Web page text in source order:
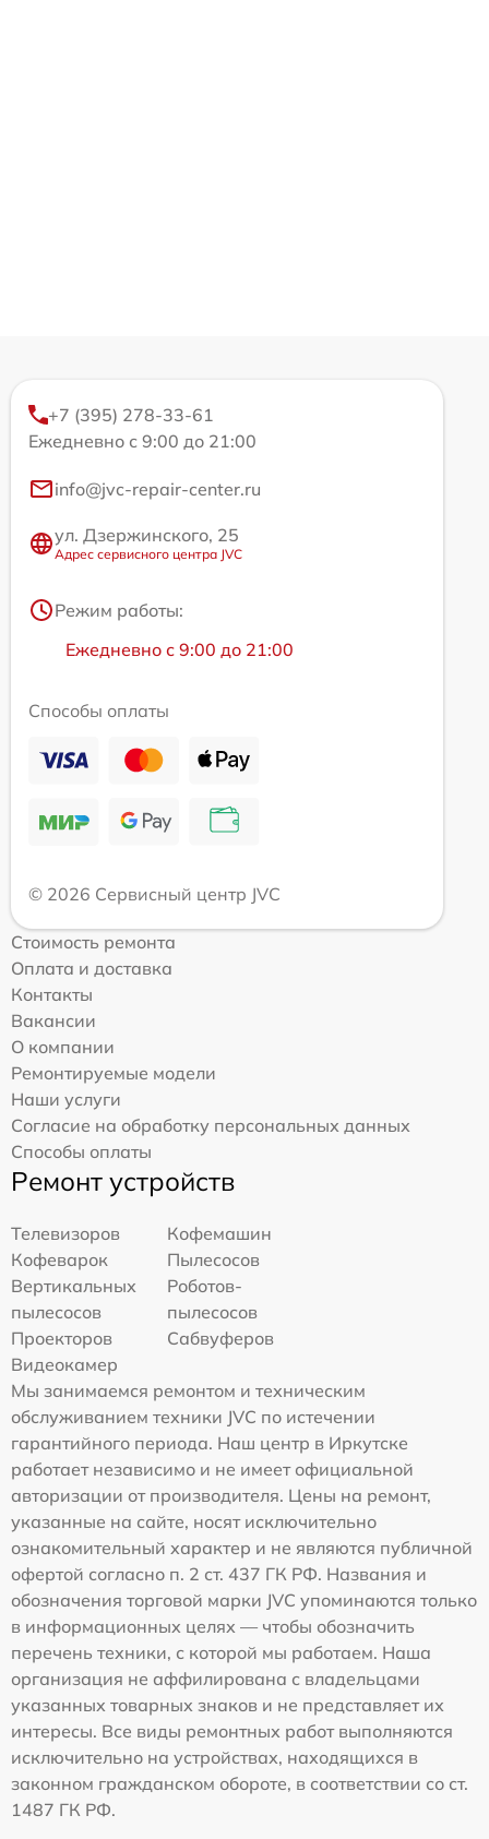
+7 (395) 278-33-61
Ежедневно с 9:00 до 21:00
info@jvc-repair-center.ru
ул. Дзержинского, 25
Адрес сервисного центра JVC
Режим работы:
Ежедневно с 9:00 до 21:00
Способы оплаты
© 2026 Сервисный центр JVC
Стоимость ремонта
Оплата и доставка
Контакты
Вакансии
О компании
Ремонтируемые модели
Наши услуги
Согласие на обработку персональных данных
Способы оплаты
Ремонт устройств
Телевизоров
Кофемашин
Кофеварок
Пылесосов
Вертикальных
пылесосов
Роботов-
пылесосов
Проекторов
Сабвуферов
Видеокамер
Мы занимаемся ремонтом и техническим
обслуживанием техники JVC по истечении
гарантийного периода. Наш центр в Иркутске
работает независимо и не имеет официальной
авторизации от производителя. Цены на ремонт,
указанные на сайте, носят исключительно
ознакомительный характер и не являются публичной
офертой согласно п. 2 ст. 437 ГК РФ. Названия и
обозначения торговой марки JVC упоминаются только
в информационных целях — чтобы обозначить
перечень техники, с которой мы работаем. Наша
организация не аффилирована с владельцами
указанных товарных знаков и не представляет их
интересы. Все виды ремонтных работ выполняются
исключительно на устройствах, находящихся в
законном гражданском обороте, в соответствии со ст.
1487 ГК РФ.